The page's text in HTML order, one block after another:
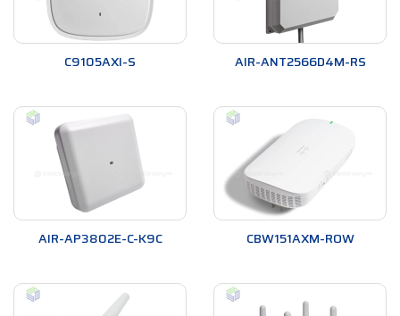
C9105AXI-S AIR-ANT2566D4M-RS
AIR-AP3802E-C-K9C CBW151AXM-ROW